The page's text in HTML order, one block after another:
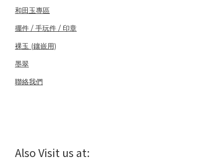
和田玉專區
擺件 / 手玩件 / 印章
裸玉 (鑲嵌用)
墨翠
聯絡我們
Also Visit us at: